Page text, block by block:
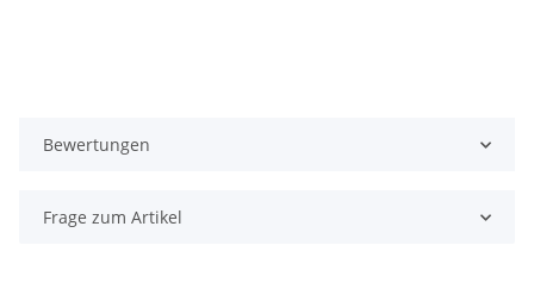
Bewertungen
Frage zum Artikel